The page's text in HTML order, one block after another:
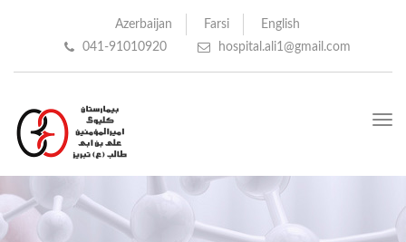
English
Farsi
Azerbaijan
hospital.ali1@gmail.com
041-91010920
Toggle